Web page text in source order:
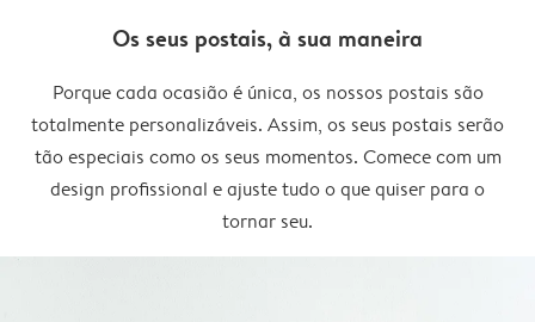
Os seus postais, à sua maneira
Porque cada ocasião é única, os nossos postais são
totalmente personalizáveis. Assim, os seus postais serão
tão especiais como os seus momentos. Comece com um
design profissional e ajuste tudo o que quiser para o
tornar seu.